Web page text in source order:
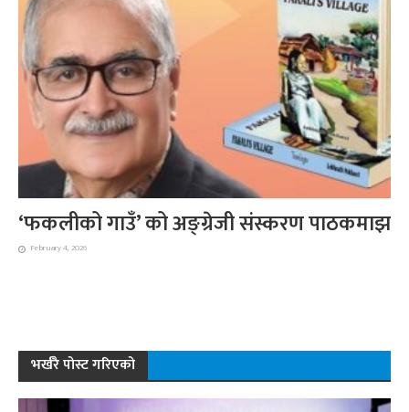
‘फकलीको गाउँ’ को अङ्ग्रेजी संस्करण पाठकमाझ
February 4, 2026
भर्खरै पोस्ट गरिएको